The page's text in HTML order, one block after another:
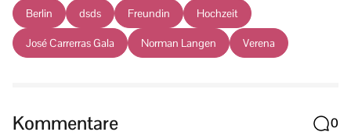
Berlin dsds Freundin Hochzeit
José Carrerras Gala Norman Langen Verena
Kommentare 0